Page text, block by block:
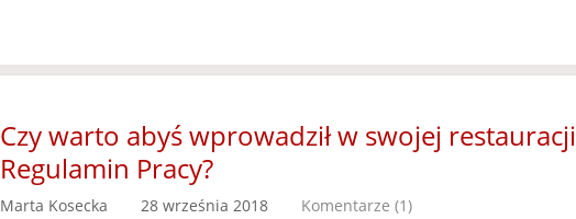
Czy warto abyś wprowadził w swojej restauracji
Regulamin Pracy?
Marta Kosecka 28 września 2018 Komentarze (1)